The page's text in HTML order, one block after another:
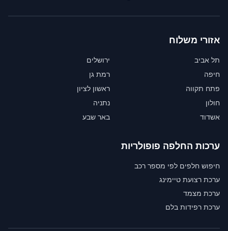
אזורי משלוח
תל אביב
ירושלים
חיפה
רמת גן
פתח תקווה
ראשון לציון
חולון
נתניה
אשדוד
באר שבע
ערכות החלפה פופולריות
חיפוש חלפים לפי מספר רכב
ערכת רצועת טיימינג
ערכת מצמד
ערכת רפידות בלם